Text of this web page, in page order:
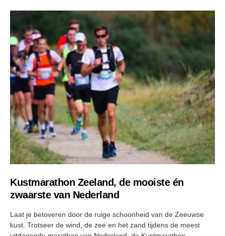
Kustmarathon Zeeland, de mooiste én
zwaarste van Nederland
Laat je betoveren door de ruige schoonheid van de Zeeuwse
kust. Trotseer de wind, de zee en het zand tijdens de meest